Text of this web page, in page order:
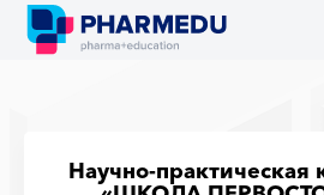
Научно-практическая